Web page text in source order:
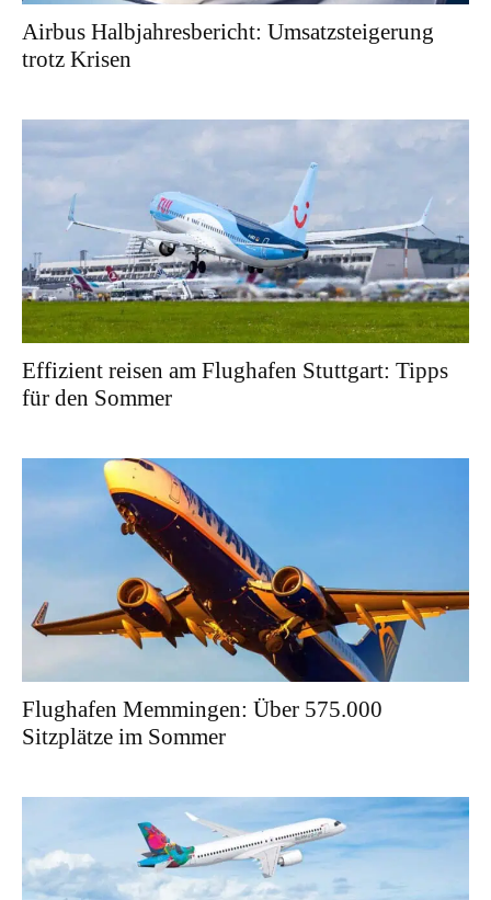
Airbus Halbjahresbericht: Umsatzsteigerung
trotz Krisen
Effizient reisen am Flughafen Stuttgart: Tipps
für den Sommer
Flughafen Memmingen: Über 575.000
Sitzplätze im Sommer